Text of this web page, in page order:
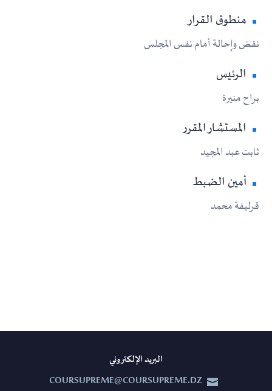
منطوق القرار
نقض وإحالة أمام نفس المجلس
الرئيس
براح منيرة
المستشار المقرر
ثابت عبد المجيد
أمين الضبط
قرليفة محمد
البريد الإلكتروني


COURSUPREME@COURSUPREME.DZ